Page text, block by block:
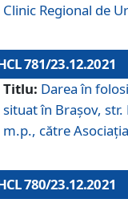
Clinic Regional de
781/23.12.2021
Titlu: Darea în
situat în Braşov,
m.p., către
780/23.12.2021